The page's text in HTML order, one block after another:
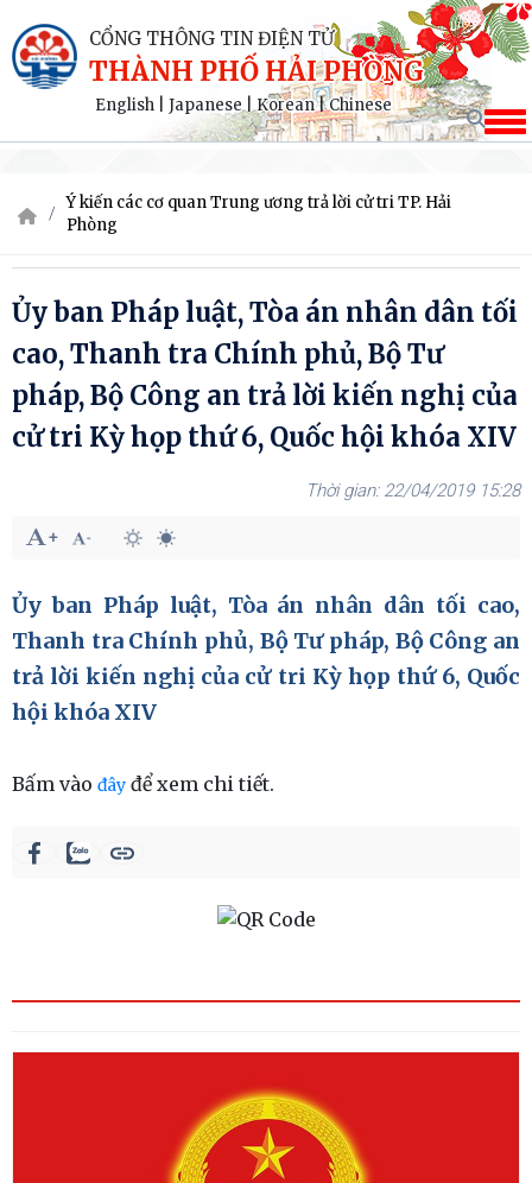
CỔNG THÔNG TIN ĐIỆN TỬ
THÀNH PHỐ HẢI PHÒNG
English Japanese|Korean|Chinese
Ý kiến các cơ quan Trung ương trả lời cử tri TP. Hải
Phòng
Ủy ban Pháp luật, Tòa án nhân dân tối
cao, Thanh tra Chính phủ, Bộ Tư
pháp, Bộ Công an trả lời kiến nghị của
cử tri Kỳ họp thứ 6, Quốc hội khóa XIV
22/04/2019 15:28
Ủy ban Pháp luật, Tòa án nhân dân tối cao,
Thanh tra Chính phủ, Bộ Tư pháp, Bộ Công an
trả lời kiến nghị của cử tri Kỳ họp thứ 6, Quốc
hội khóa XIV
Bấm vào đây để xem chi tiết.